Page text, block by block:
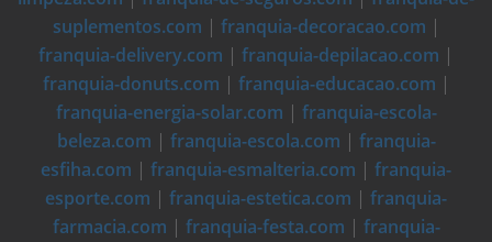
suplementos.com | franquia-decoracao.com |
franquia-delivery.com | franquia-depilacao.com |
franquia-donuts.com | franquia-educacao.com |
franquia-energia-solar.com | franquia-escola-
beleza.com | franquia-escola.com | franquia-
esfiha.com | franquia-esmalteria.com | franquia-
esporte.com | franquia-estetica.com | franquia-
farmacia.com | franquia-festa.com | franquia-